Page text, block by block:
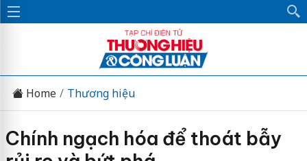
Home Thương hiệu
Chính ngạch hóa để thoát bẫy